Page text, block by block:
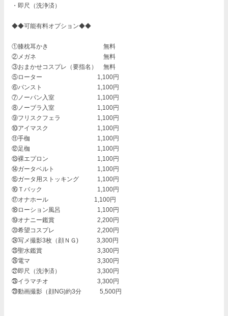
・即尺（洗浄済）
◆◆可能有料オプション◆◆
①膝枕耳かき 無料
②メガネ 無料
③おまかせコスプレ（要指名） 無料
⑤ローター 1,100円
⑥パンスト 1,100円
⑦ノーパン入室 1,100円
⑧ノーブラ入室 1,100円
⑨フリスクフェラ 1,100円
⑩アイマスク 1,100円
⑪手枷 1,100円
⑫足枷 1,100円
⑬裸エプロン 1,100円
⑭ガータベルト 1,100円
⑮ガータ用ストッキング 1,100円
⑯Ｔバック 1,100円
⑰オナホール 1,100円
⑱ローション風呂 1,100円
⑲オナニー鑑賞 2,200円
⑳希望コスプレ 2,200円
㉔写メ撮影3枚（顔ＮＧ) 3,300円
㉕聖水鑑賞 3,300円
㉖電マ 3,300円
㉗即尺（洗浄済） 3,300円
㉘イラマチオ 3,300円
㉙動画撮影（顔NG)約3分 5,500円